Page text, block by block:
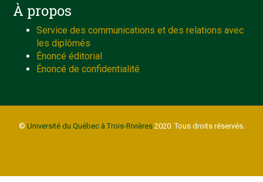
À propos
Service des communications et des relations avec
les diplômés
Énoncé éditorial
Énoncé de confidentialité
© Université du Québec à Trois-Rivières2020. Tous droits réservés.